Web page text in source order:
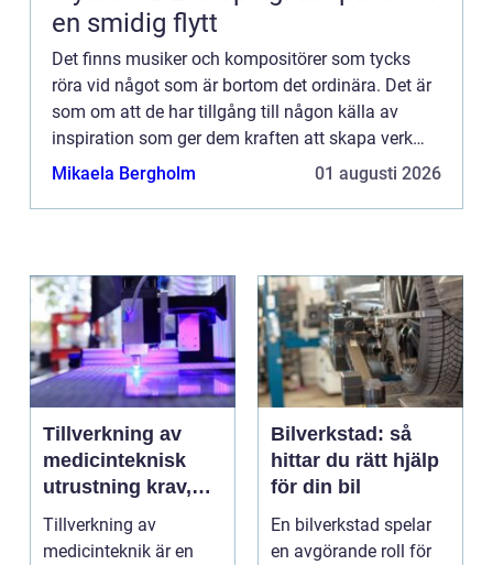
en smidig flytt
Det finns musiker och kompositörer som tycks
röra vid något som är bortom det ordinära. Det är
som om att de har tillgång till någon källa av
inspiration som ger dem kraften att skapa verk
bortom det va...
Mikaela Bergholm 01 augusti 2026
Tillverkning av
medicinteknisk
utrustning krav,
kvalitet och
precision
Tillverkning av
medicinteknik är en
Bilverkstad: så
hittar du rätt hjälp
för din bil
En bilverkstad spelar
en avgörande roll för